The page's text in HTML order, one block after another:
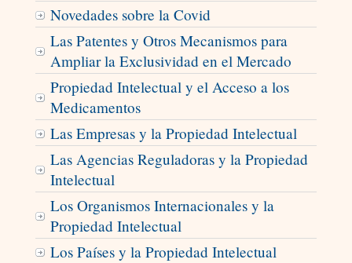
Novedades sobre la Covid
Las Patentes y Otros Mecanismos para
Ampliar la Exclusividad en el Mercado
Propiedad Intelectual y el Acceso a los
Medicamentos
Las Empresas y la Propiedad Intelectual
Las Agencias Reguladoras y la Propiedad
Intelectual
Los Organismos Internacionales y la
Propiedad Intelectual
Los Países y la Propiedad Intelectual